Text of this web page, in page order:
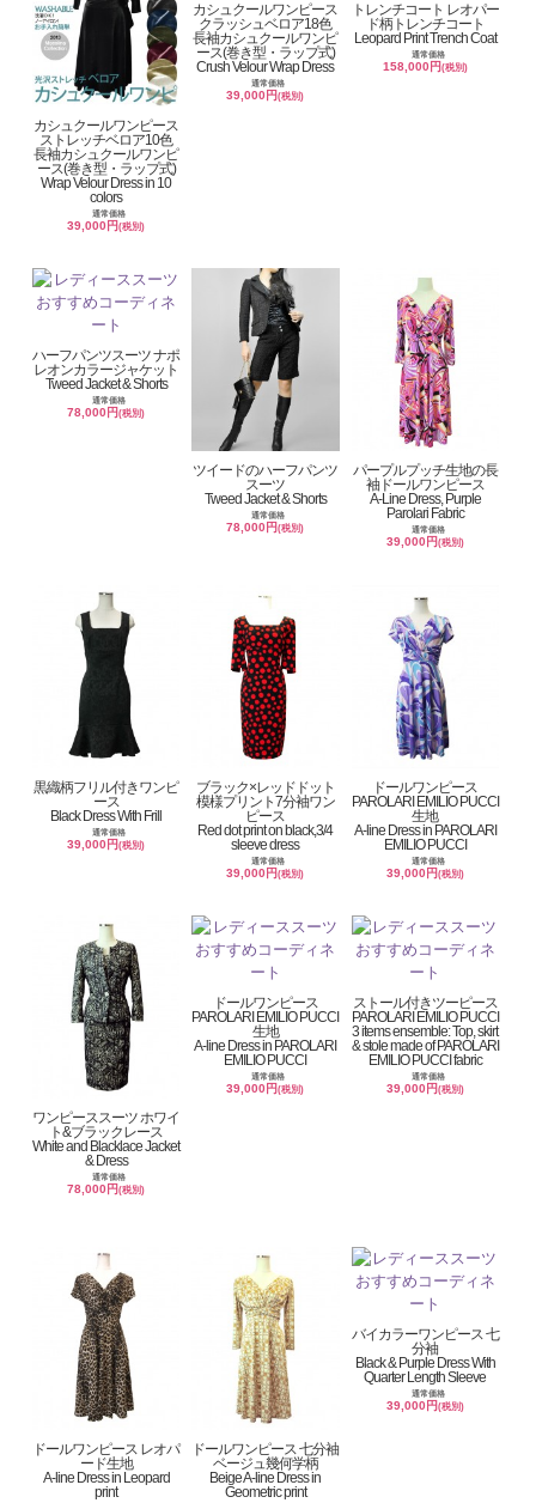
カシュクールワンピース
ストレッチベロア10色
長袖カシュクールワンピ
ース(巻き型・ラップ式)
Wrap Velour Dress in 10
colors
通常価格
39,000円(税別)
カシュクールワンピース
クラッシュベロア18色
長袖カシュクールワンピ
ース(巻き型・ラップ式)
Crush Velour Wrap Dress
通常価格
39,000円(税別)
トレンチコート レオパー
ド柄トレンチコート
Leopard Print Trench Coat
通常価格
158,000円 (税別)
ハーフパンツスーツ ナポ
レオンカラージャケット
Tweed Jacket & Shorts
通常価格
78,000円(税別)
ツイードのハーフパンツ
スーツ
Tweed Jacket & Shorts
通常価格
78,000円(税別)
パープルプッチ生地の長
袖ドールワンピース
A-Line Dress, Purple
Parolari Fabric
通常価格
39,000円 (税別)
黒織柄フリル付きワンピ
ース
Black Dress With Frill
通常価格
39,000円(税別)
ブラック×レッドドット
模様プリント7分袖ワン
ピース
Red dot print on black,3/4
sleeve dress
通常価格
39,000円(税別)
ドールワンピース
PAROLARI EMILIO PUCCI
生地
A-line Dress in PAROLARI
EMILIO PUCCI
通常価格
39,000円 (税別)
ワンピーススーツ ホワイ
ト&ブラックレース
White and Blacklace Jacket
& Dress
通常価格
78,000円(税別)
ドールワンピース
PAROLARI EMILIO PUCCI
生地
A-line Dress in PAROLARI
EMILIO PUCCI
通常価格
39,000円(税別)
ストール付きツーピース
PAROLARI EMILIO PUCCI
3 items ensemble: Top, skirt
& stole made of PAROLARI
EMILIO PUCCI fabric
通常価格
39,000円 (税別)
ドールワンピース レオパ
ード生地
A-line Dress in Leopard
print
ドールワンピース 七分袖
ベージュ幾何学柄
Beige A-line Dress in
Geometric print
バイカラーワンピース 七
分袖
Black & Purple Dress With
Quarter Length Sleeve
通常価格
39,000円 (税別)